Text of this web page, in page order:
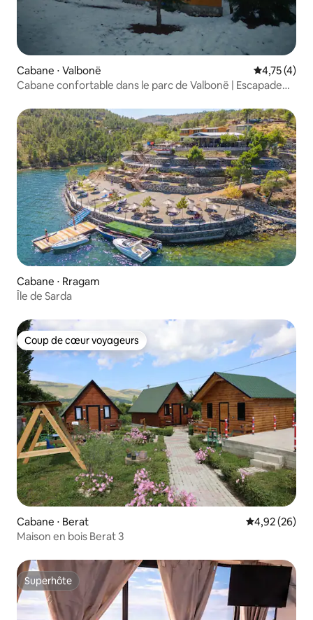
Cabane ⋅ Valbonë Évaluation
4,75 (4)
Cabane confortable dans le parc de Valbonë | Escapade
Cabane ⋅ Rragam
Île de Sarda
Coup de cœur voyageurs
Coup de cœur voyageurs
Cabane ⋅ Berat Évaluation
4,92 (26)
Maison en bois Berat 3
Superhôte
Superhôte